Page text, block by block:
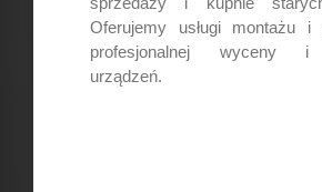
Oferujemy usługi montażu i
profesjonalnej wyceny i
urządzeń.